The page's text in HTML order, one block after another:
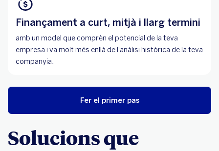
Finançament a curt, mitjà i llarg termini
amb un model que comprèn el potencial de la teva
empresa i va molt més enllà de l'anàlisi històrica de la teva
companyia.
Fer el primer pas
Solucions que